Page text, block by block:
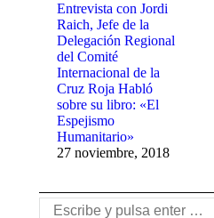
Entrevista con Jordi
Raich, Jefe de la
Delegación Regional
del Comité
Internacional de la
Cruz Roja Habló
sobre su libro: «El
Espejismo
Humanitario»
27 noviembre, 2018
Buscar: